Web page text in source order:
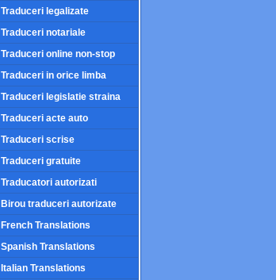
Traduceri legalizate
Traduceri notariale
Traduceri online non-stop
Traduceri in orice limba
Traduceri legislatie straina
Traduceri acte auto
Traduceri scrise
Traduceri gratuite
Traducatori autorizati
Birou traduceri autorizate
French Translations
Spanish Translations
Italian Translations